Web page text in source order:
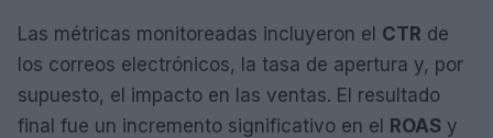
Las métricas monitoreadas incluyeron el CTR de
los correos electrónicos, la tasa de apertura y, por
supuesto, el impacto en las ventas. El resultado
final fue un incremento significativo en el ROAS y